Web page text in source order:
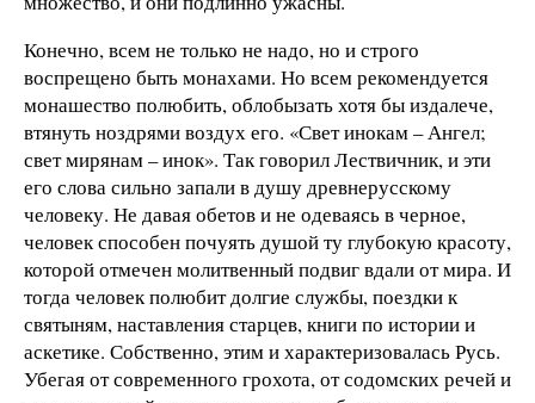
Конечно, всем не только не надо, но и строго
воспрещено быть монахами. Но всем рекомендуется
монашество полюбить, облобызать хотя бы издалече,
втянуть ноздрями воздух его. «Свет инокам – Ангел;
свет мирянам – инок». Так говорил Лествичник, и эти
его слова сильно запали в душу древнерусскому
человеку. Не давая обетов и не одеваясь в черное,
человек способен почуять душой ту глубокую красоту,
которой отмечен молитвенный подвиг вдали от мира. И
тогда человек полюбит долгие службы, поездки к
святыням, наставления старцев, книги по истории и
аскетике. Собственно, этим и характеризовалась Русь.
Убегая от современного грохота, от содомских речей и